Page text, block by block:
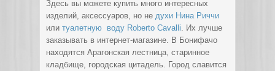
Здесь вы можете купить много интересных
изделий, аксессуаров, но не духи Нина Риччи
или туалетную воду Roberto Cavalli. Их лучше
заказывать в интернет-магазине. В Бонифачо
находятся Арагонская лестница, старинное
кладбище, городская цитадель. Город славится